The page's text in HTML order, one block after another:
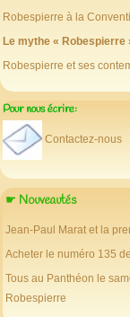
Robespierre à la
Le mythe « Robespierre
Robespierre et ses
Pour nous écrire:
Contactez-nous
☛ Nouveautés
Jean-Paul Marat et la
Acheter le numéro 135
Tous au Panthéon le
Robespierre